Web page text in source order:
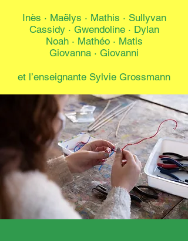
Inès · Maëlys · Mathis · Sullyvan
Cassidy · Gwendoline · Dylan
Noah · Mathéo · Matis
Giovanna · Giovanni
et l’enseignante Sylvie Grossmann